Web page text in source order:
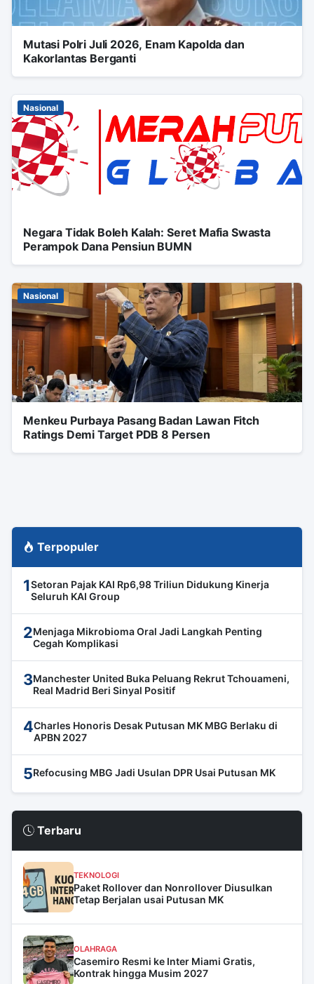
Mutasi Polri Juli 2026, Enam Kapolda dan
Kakorlantas Berganti
Nasional
Negara Tidak Boleh Kalah: Seret Mafia Swasta
Perampok Dana Pensiun BUMN
Nasional
Menkeu Purbaya Pasang Badan Lawan Fitch
Ratings Demi Target PDB 8 Persen
Terpopuler
1Setoran Pajak KAI Rp6,98 Triliun Didukung Kinerja
Seluruh KAI Group
2Menjaga Mikrobioma Oral Jadi Langkah Penting
Cegah Komplikasi
3Manchester United Buka Peluang Rekrut Tchouameni,
Real Madrid Beri Sinyal Positif
4Charles Honoris Desak Putusan MK MBG Berlaku di
APBN 2027
5Refocusing MBG Jadi Usulan DPR Usai Putusan MK
Terbaru
TEKNOLOGI
Paket Rollover dan Nonrollover Diusulkan
Tetap Berjalan usai Putusan MK
OLAHRAGA
Casemiro Resmi ke Inter Miami Gratis,
Kontrak hingga Musim 2027